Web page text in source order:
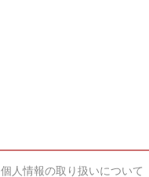
個人情報の取り扱いについて